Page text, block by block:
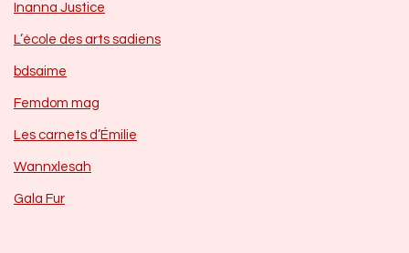
Inanna Justice
L’école des arts sadiens
bdsaime
Femdom mag
Les carnets d’Émilie
Wannxlesah
Gala Fur